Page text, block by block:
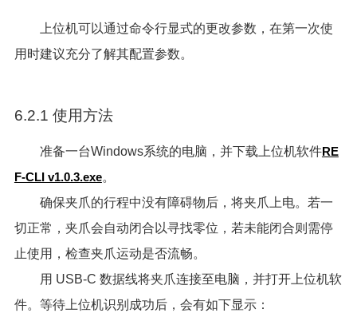
上位机可以通过命令行显式的更改参数，在第一次使
用时建议充分了解其配置参数。
6.2.1 使用方法
准备一台Windows系统的电脑，并下载上位机软件RE
F-CLI v1.0.3.exe。
确保夹爪的行程中没有障碍物后，将夹爪上电。若一
切正常，夹爪会自动闭合以寻找零位，若未能闭合则需停
止使用，检查夹爪运动是否流畅。
用 USB-C 数据线将夹爪连接至电脑，并打开上位机软
件。等待上位机识别成功后，会有如下显示：